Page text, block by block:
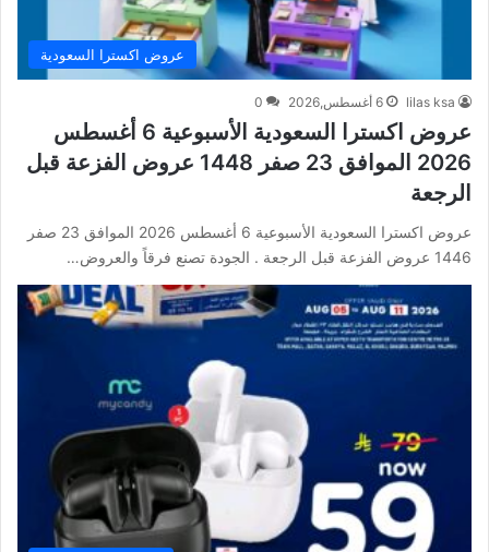
عروض اكسترا السعودية
lilas ksa 6 أغسطس,2026 0
عروض اكسترا السعودية الأسبوعية 6 أغسطس
2026 الموافق 23 صفر 1448 عروض الفزعة قبل
الرجعة
عروض اكسترا السعودية الأسبوعية 6 أغسطس 2026 الموافق 23 صفر
1446 عروض الفزعة قبل الرجعة . الجودة تصنع فرقاً والعروض…